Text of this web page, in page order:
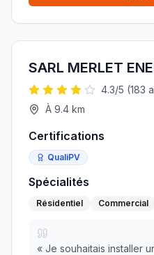
SARL MERLET
4.3/5 (183
À 9.4 km
Certifications
QualiPV
Spécialités
Résidentiel Commercial
« Je souhaitais installer